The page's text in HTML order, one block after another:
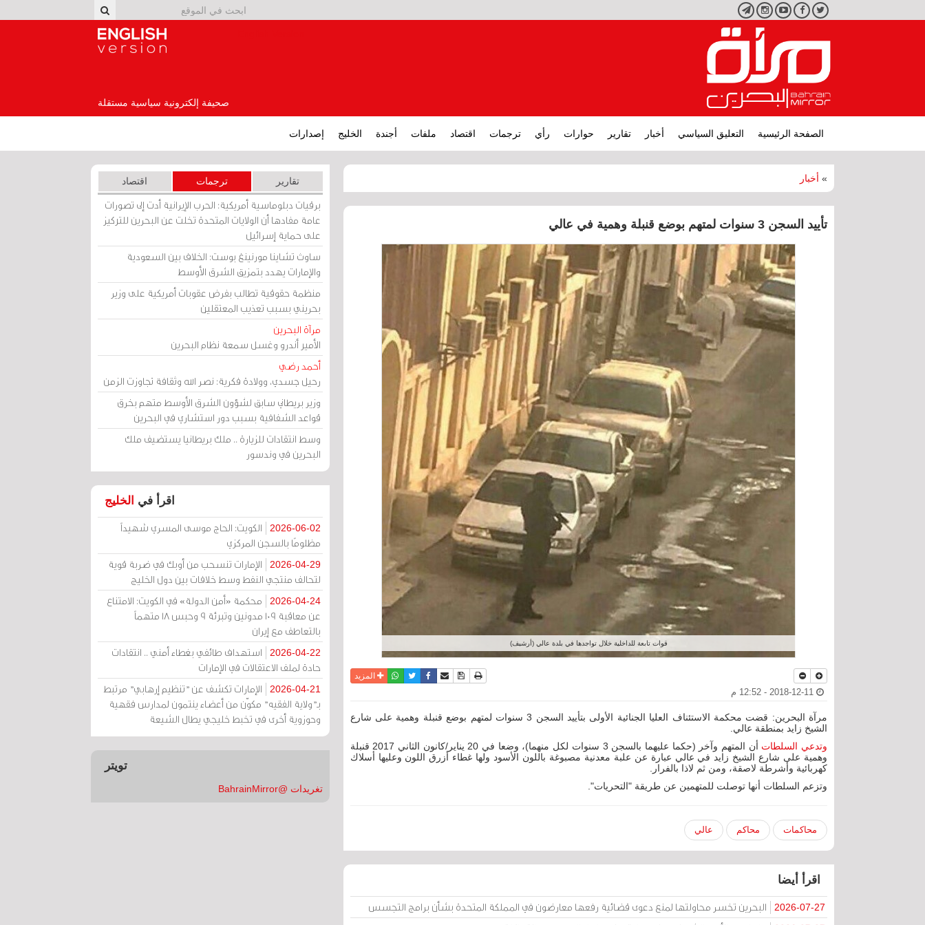
تويتر فيسبوكيوتيوبانستجرامتليجرام
صحيفة إلكترونية سياسية مستقلة
الصفحة الرئيسية التعليق السياسي أخبار تقارير حوارات رأي ترجمات اقتصاد ملفات أجندة الخليج إصدارات
» أخبار
تأييد السجن 3 سنوات لمتهم بوضع قنبلة وهمية في عالي
قوات تابعة للداخلية خلال تواجدها في بلدة عالي (أرشيف)
نسخة للطباعة
حفظ الموضوع
أرسل الى صديق
فيسبوكتويترواتسابالمزيد
مرآة البحرين: قضت محكمة الاستئناف العليا الجنائية الأولى بتأييد السجن 3 سنوات لمتهم بوضع قنبلة وهمية على شارع
الشيخ زايد بمنطقة عالي.
وتدعي السلطات
أن المتهم وآخر (حكما عليهما بالسجن 3 سنوات لكل منهما)، وضعا في 20 يناير/كانون الثاني 2017 قنبلة
وهمية على شارع الشيخ زايد في عالي عبارة عن علبة معدنية مصبوغة باللون الأسود ولها غطاء أزرق اللون وعليها أسلاك
كهربائية وأشرطة لاصقة، ومن ثم لاذا بالفرار.
وتزعم السلطات أنها توصلت للمتهمين عن طريقة "التحريات".
محاكمات محاكم عالي
اقرأ أيضا
2026-07-27 البحرين تخسر محاولتها لمنع دعوى قضائية رفعها معارضون في المملكة المتحدة بشأن برامج التجسس
تقارير ترجمات اقتصاد
برقيات دبلوماسية أمريكية: الحرب الإيرانية أدت إلى تصورات
عامة مفادها أن الولايات المتحدة تخلت عن البحرين للتركيز
على حماية إسرائيل
ساوث تشاينا مورنينغ بوست: الخلاف بين السعودية
والإمارات يهدد بتمزيق الشرق الأوسط
منظمة حقوقية تطالب بفرض عقوبات أمريكية على وزير
بحريني بسبب تعذيب المعتقلين
مرآة البحرين
الأمير أندرو وغسل سمعة نظام البحرين
أحمد رضي
رحيل جسدي، وولادة فكرية: نصر الله وثقافة تجاوزت الزمن
وزير بريطاني سابق لشؤون الشرق الأوسط متهم بخرق
قواعد الشفافية بسبب دور استشاري في البحرين
وسط انتقادات للزيارة .. ملك بريطانيا يستضيف ملك
البحرين في وندسور
اقرأ في الخليج
2026-06-02
الكويت: الحاج موسى المسري شهيداً
مظلومًا بالسجن المركزي
2026-04-29
الإمارات تنسحب من أوبك في ضربة قوية
لتحالف منتجي النفط وسط خلافات بين دول الخليج
2026-04-24
محكمة «أمن الدولة» في الكويت: الامتناع
عن معاقبة 109 مدونين وتبرئة 9 وحبس 18 متهماً
بالتعاطف مع إيران
2026-04-22
استهداف طائفي بغطاء أمني .. انتقادات
حادة لملف الاعتقالات في الإمارات
2026-04-21
الإمارات تكشف عن "تنظيم إرهابي" مرتبط
بـ"ولاية الفقيه" مكوّن من أعضاء ينتمون لمدارس فقهية
وحوزوية أخرى في تخبط خليجي يطال الشيعة
تويتر
تغريدات @BahrainMirror